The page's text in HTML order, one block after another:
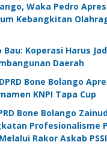
Waka Pedro
Kebangkitan
Bau: Koperasi Harus
Daerah
Bone Bolango
KNPI Tapa Cup
Bone Bolango
Profesionalisme
Rakor Askab PSSI